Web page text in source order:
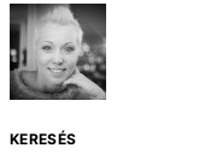
KERESÉS